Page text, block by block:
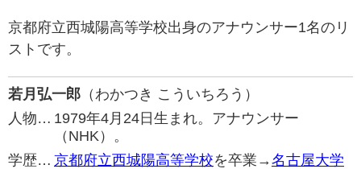
京都府立西城陽高等学校出身のアナウンサー1名のリ
ストです。
若月弘一郎 （わかつき こういちろう）
人物… 1979年4月24日生まれ。アナウンサー
（NHK）。
学歴… 京都府立西城陽高等学校を卒業→名古屋大学